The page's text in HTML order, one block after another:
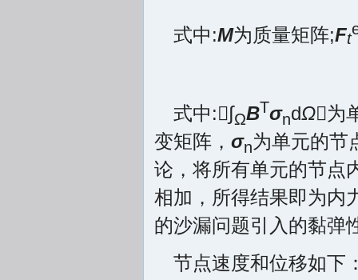
式中:Μ为质量矩阵;Ft
式中:∫ΩBTσndΩ为
变矩阵， σn为单元的节
论，将所有单元的节点
相加，所得结果即为内
的沙漏问题引入的黏弹
节点速度和位移如下